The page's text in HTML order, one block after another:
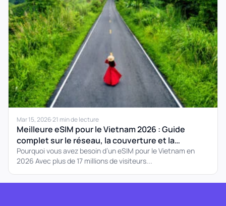
Mar 15, 2026·21 min de lecture
Meilleure eSIM pour le Vietnam 2026 : Guide
complet sur le réseau, la couverture et la
configuration
Pourquoi vous avez besoin d’un eSIM pour le Vietnam en
2026 Avec plus de 17 millions de visiteurs...